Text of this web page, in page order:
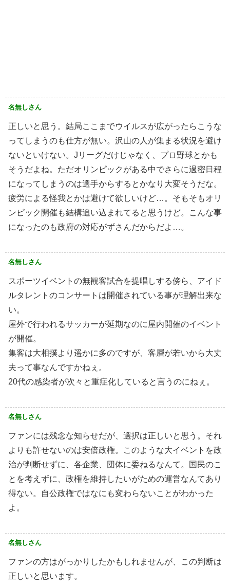
名無しさん
正しいと思う。結局ここまでウイルスが広がったらこうな
ってしまうのも仕方が無い。沢山の人が集まる状況を避け
ないといけない。Jリーグだけじゃなく、プロ野球とかも
そうだよね。ただオリンピックがある中でさらに過密日程
になってしまうのは選手からするとかなり大変そうだな。
疲労による怪我とかは避けて欲しいけど…。そもそもオリ
ンピック開催も結構追い込まれてると思うけど。こんな事
になったのも政府の対応がずさんだからだよ…。
名無しさん
スポーツイベントの無観客試合を提唱しする傍ら、アイド
ルタレントのコンサートは開催されている事が理解出来な
い。
屋外で行われるサッカーが延期なのに屋内開催のイベント
が開催。
集客は大相撲より遥かに多のですが、客層が若いから大丈
夫って事なんですかねぇ。
20代の感染者が次々と重症化していると言うのにねぇ。
名無しさん
ファンには残念な知らせだが、選択は正しいと思う。それ
よりも許せないのは安倍政権。このような大イベントを政
治が判断せずに、各企業、団体に委ねるなんて。国民のこ
とを考えずに、政権を維持したいがための運営なんてあり
得ない。自公政権ではなにも変わらないことがわかった
よ。
名無しさん
ファンの方はがっかりしたかもしれませんが、この判断は
正しいと思います。